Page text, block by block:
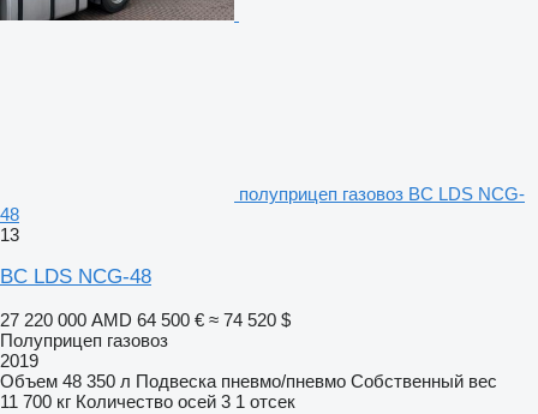
полуприцеп газовоз BC LDS NCG-
48
13
BC LDS NCG-48
27 220 000 AMD 64 500 € ≈ 74 520 $
Полуприцеп газовоз
2019
Объем 48 350 л Подвеска пневмо/пневмо Собственный вес
11 700 кг Количество осей 3 1 отсек